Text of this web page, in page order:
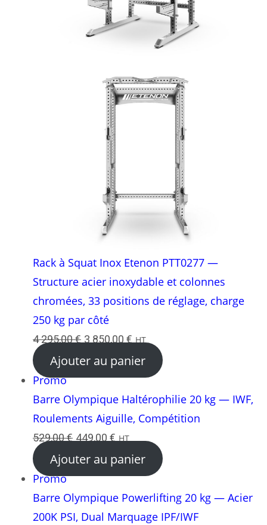
Rack à Squat Inox Etenon PTT0277 —
Structure acier inoxydable et colonnes
chromées, 33 positions de réglage, charge
250 kg par côté
4 295,00€ Le
prix
initial
était :
4
295,00 €.
3 850,00 € Le
prix
actuel
est :
3
HT
Ajouter au panier
PromoProduit
en
promotion
Barre Olympique Haltérophilie 20 kg — IWF,
Roulements Aiguille, Compétition
529,00€ Le
prix
initial
était :
529,00 €.
449,00 € Le
prix
actuel
est :
449,00 €.
HT
Ajouter au panier
PromoProduit
en
promotion
Barre Olympique Powerlifting 20 kg — Acier
200K PSI, Dual Marquage IPF/IWF